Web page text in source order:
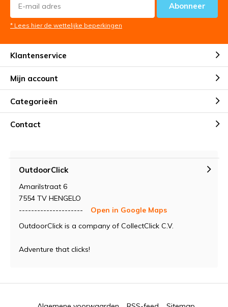
Abonneer
* Lees hier de wettelijke beperkingen
Klantenservice
Mijn account
Categorieën
Contact
OutdoorClick
Amarilstraat 6
7554 TV HENGELO
---------------------
Open in Google Maps
OutdoorClick is a company of CollectClick C.V.
Adventure that clicks!